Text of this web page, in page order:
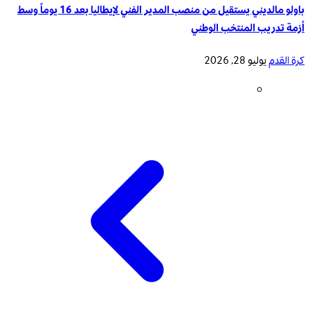
باولو مالديني يستقيل من منصب المدير الفني لإيطاليا بعد 16 يوماً وسط
أزمة تدريب المنتخب الوطني
كرة القدميوليو 28, 2026